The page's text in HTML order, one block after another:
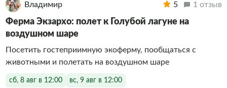
Владимир 5 1 отзыв
Ферма Экзархо: полет к Голубой лагуне на
воздушном шаре
Посетить гостеприимную экоферму, пообщаться с
животными и полетать на воздушном шаре
сб, 8 авг в 12:00 вс, 9 авг в 12:00